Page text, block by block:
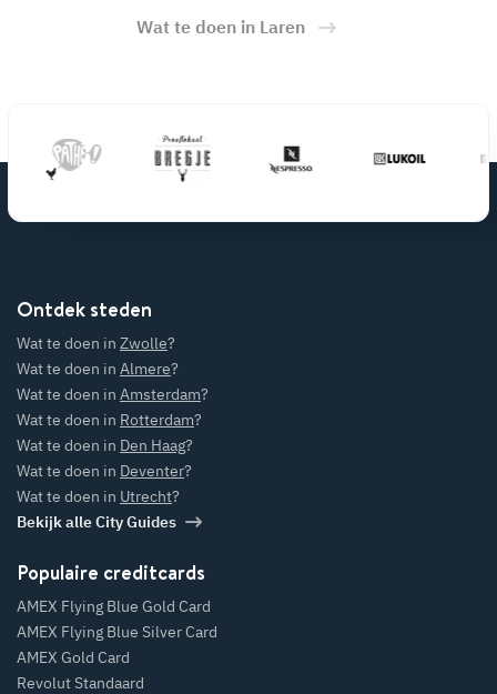
Wat te doen in Laren
Ontdek steden
Wat te doen in Zwolle?
Wat te doen in Almere?
Wat te doen in Amsterdam?
Wat te doen in Rotterdam?
Wat te doen in Den Haag?
Wat te doen in Deventer?
Wat te doen in Utrecht?
Bekijk alle City Guides
Populaire creditcards
AMEX Flying Blue Gold Card
AMEX Flying Blue Silver Card
AMEX Gold Card
Revolut Standaard